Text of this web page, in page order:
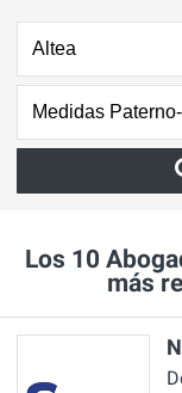
Los 10
más